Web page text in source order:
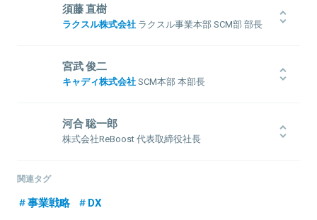
須藤 直樹
ラクスル株式会社 ラクスル事業本部 SCM部 部長
ERPパッケージのプリセールス、開発、導入を担当。帰国後、業務
系コンサルを経てJINSのSCMヘッドとして150億円から550億円の成
長を牽引。2019年にラクスルに参画。印刷プラットフォームの構築
宮武 俊二
キャディ株式会社SCM本部 本部長
ーカーの事業責任者を経て、株式会社ミスミへ入社。同社では、100
億円を超える商品群の事業責任者として売上、収益、投資を含めた
商品企画、グローバルでの生産拠点やロジスティクスなど事業全体
年キャディに入社し、SCM本部長として、パートナー加工会社の開
河合 聡一郎
株式会社ReBoost 代表取締役社長
社ビズリーチの創業期を経験。その後、セールスフォース・ドット
マネージャーとして、経営幹部/ビジネス職/エンジニア職と多様なポ
関連タグ
事業戦略 DX